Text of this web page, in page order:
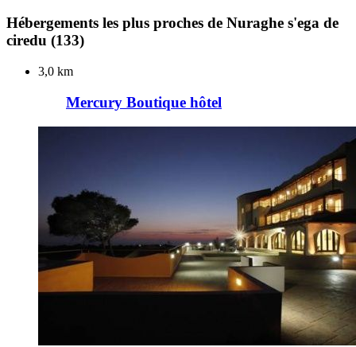
Hébergements les plus proches de Nuraghe s'ega de
ciredu (133)
3,0 km
Mercury Boutique hôtel